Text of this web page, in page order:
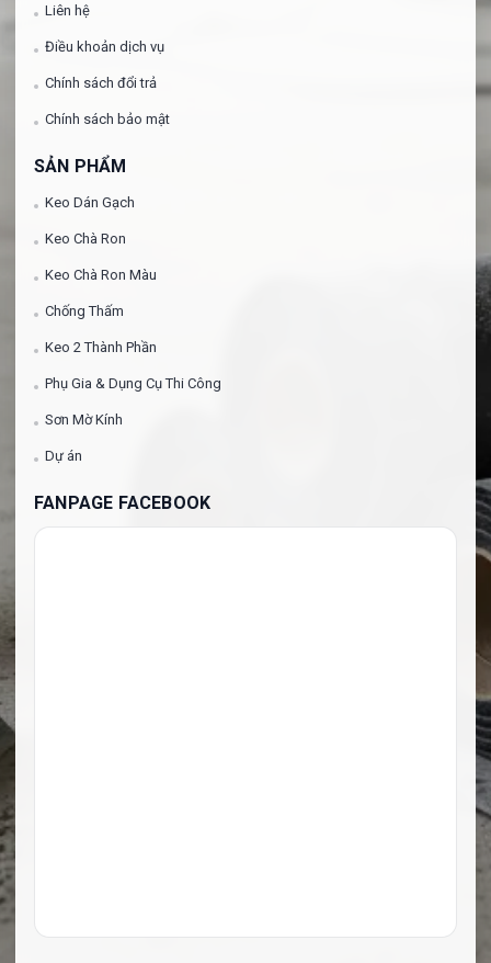
Liên hệ
Điều khoản dịch vụ
Chính sách đổi trả
Chính sách bảo mật
SẢN PHẨM
Keo Dán Gạch
Keo Chà Ron
Keo Chà Ron Màu
Chống Thấm
Keo 2 Thành Phần
Phụ Gia & Dụng Cụ Thi Công
Sơn Mờ Kính
Dự án
FANPAGE FACEBOOK